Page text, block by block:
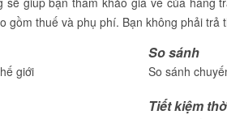
gồm thuế và phụ phí. Bạn không phải trả
giới
So sánh
So sánh
Tiết kiệm